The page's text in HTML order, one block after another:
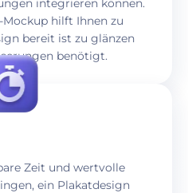
integrieren können.
hilft Ihnen zu
bereit ist zu glänzen
benötigt.
Zeit und wertvolle
ein Plakatdesign